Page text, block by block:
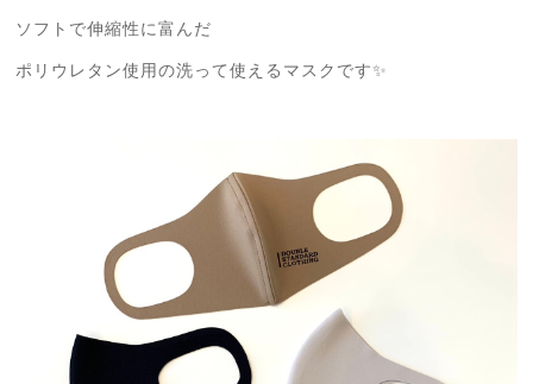
ソフトで伸縮性に富んだ
ポリウレタン使用の洗って使えるマスクです✨